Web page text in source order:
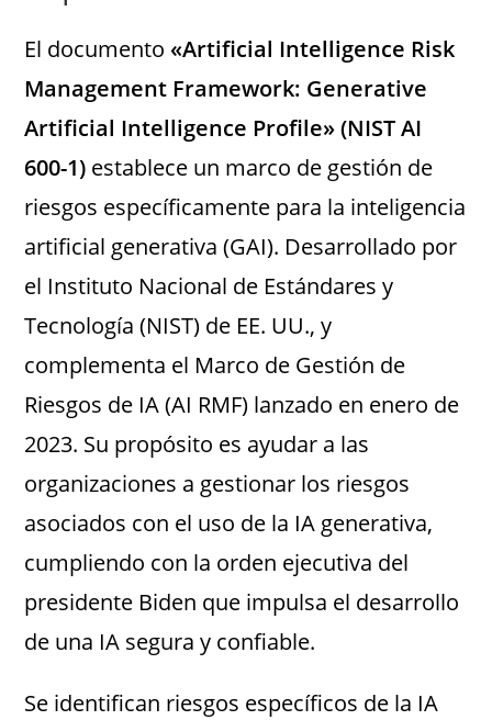
El documento«Artificial Intelligence Risk
Management Framework: Generative
Artificial Intelligence Profile» (NIST AI
600-1) establece un marco de gestión de
riesgos específicamente para la inteligencia
artificial generativa (GAI). Desarrollado por
el Instituto Nacional de Estándares y
Tecnología (NIST) de EE. UU., y
complementa el Marco de Gestión de
Riesgos de IA (AI RMF) lanzado en enero de
2023. Su propósito es ayudar a las
organizaciones a gestionar los riesgos
asociados con el uso de la IA generativa,
cumpliendo con la orden ejecutiva del
presidente Biden que impulsa el desarrollo
de una IA segura y confiable.
Se identifican riesgos específicos de la IA